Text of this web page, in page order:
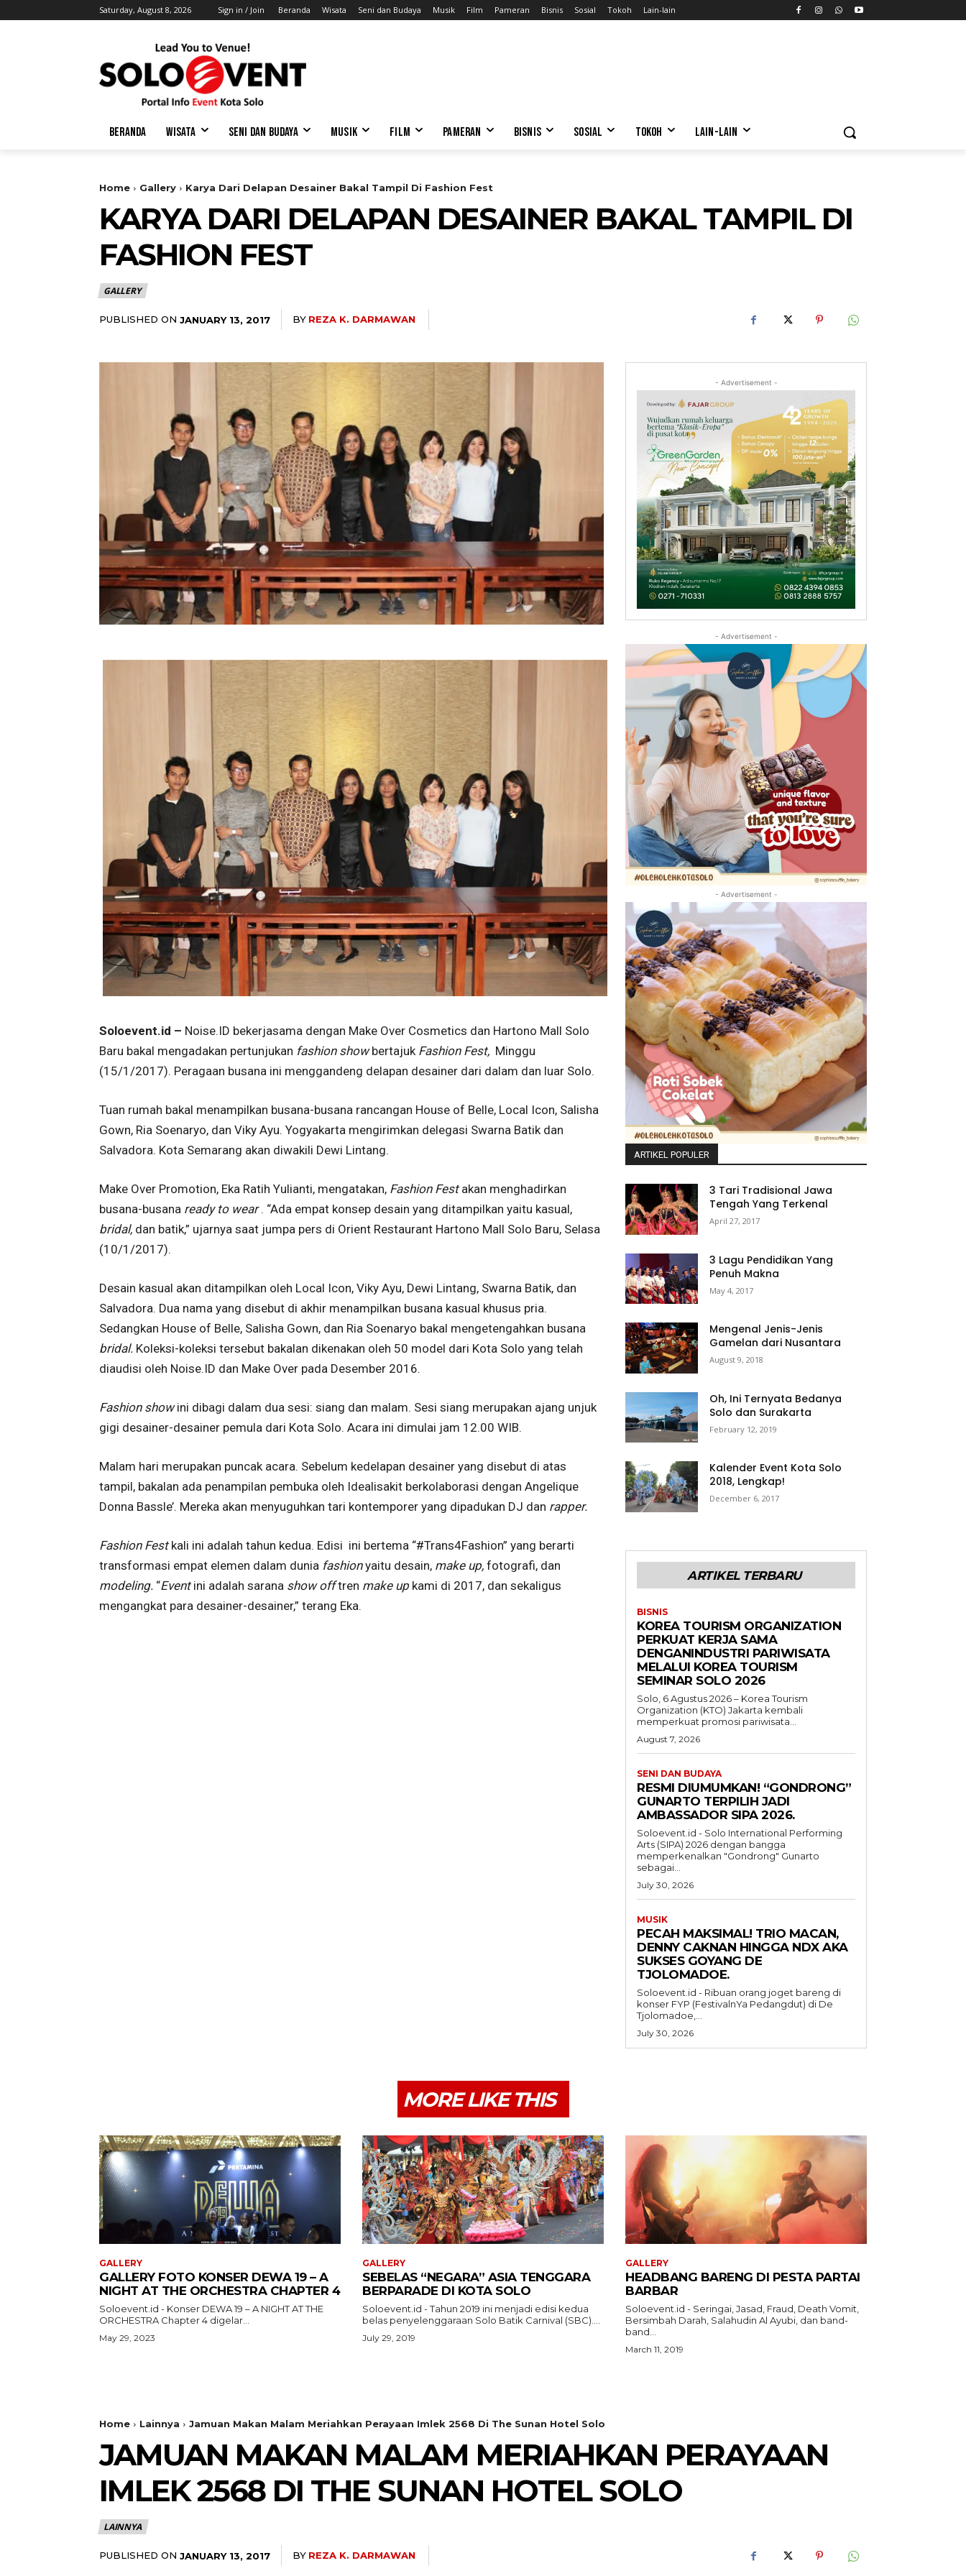
Saturday, August 8, 2026 Sign in / Join Beranda Wisata Seni dan Budaya Musik Film Pameran Bisnis Sosial Tokoh Lain-lain
BERANDA WISATA SENI DAN BUDAYA MUSIK FILM PAMERAN BISNIS SOSIAL TOKOH LAIN-LAIN
Home Gallery Karya Dari Delapan Desainer Bakal Tampil Di Fashion Fest
KARYA DARI DELAPAN DESAINER BAKAL TAMPIL DI
FASHION FEST
GALLERY
PUBLISHED ON JANUARY 13, 2017 BY REZA K. DARMAWAN
- Advertisement -
Soloevent.id – Noise.ID bekerjasama dengan Make Over Cosmetics dan Hartono Mall Solo
Baru bakal mengadakan pertunjukan fashion showbertajuk Fashion Fest, Minggu
(15/1/2017). Peragaan busana ini menggandeng delapan desainer dari dalam dan luar Solo.
Tuan rumah bakal menampilkan busana-busana rancangan House of Belle, Local Icon, Salisha
Gown, Ria Soenaryo, dan Viky Ayu. Yogyakarta mengirimkan delegasi Swarna Batik dan
Salvadora. Kota Semarang akan diwakili Dewi Lintang.
Make Over Promotion, Eka Ratih Yulianti, mengatakan, Fashion Fest akan menghadirkan
busana-busana ready to wear. “Ada empat konsep desain yang ditampilkan yaitu kasual,
bridal, dan batik,” ujarnya saat jumpa pers di Orient Restaurant Hartono Mall Solo Baru, Selasa
(10/1/2017).
Desain kasual akan ditampilkan oleh Local Icon, Viky Ayu, Dewi Lintang, Swarna Batik, dan
Salvadora. Dua nama yang disebut di akhir menampilkan busana kasual khusus pria.
Sedangkan House of Belle, Salisha Gown, dan Ria Soenaryo bakal mengetengahkan busana
bridal. Koleksi-koleksi tersebut bakalan dikenakan oleh 50 model dari Kota Solo yang telah
diaudisi oleh Noise.ID dan Make Over pada Desember 2016.
Fashion showini dibagi dalam dua sesi: siang dan malam. Sesi siang merupakan ajang unjuk
gigi desainer-desainer pemula dari Kota Solo. Acara ini dimulai jam 12.00 WIB.
Malam hari merupakan puncak acara. Sebelum kedelapan desainer yang disebut di atas
tampil, bakalan ada penampilan pembuka oleh Idealisakit berkolaborasi dengan Angelique
Donna Bassle’. Mereka akan menyuguhkan tari kontemporer yang dipadukan DJ dan rapper.
Fashion Fest kali ini adalah tahun kedua. Edisi ini bertema “#Trans4Fashion” yang berarti
transformasi empat elemen dalam dunia fashionyaitu desain, make up, fotografi, dan
modeling. “Event ini adalah sarana show offtren make up kami di 2017, dan sekaligus
mengangkat para desainer-desainer,” terang Eka.
- Advertisement -
- Advertisement -
ARTIKEL POPULER
3 Tari Tradisional Jawa
Tengah Yang Terkenal
April 27, 2017
3 Lagu Pendidikan Yang
Penuh Makna
May 4, 2017
Mengenal Jenis-Jenis
Gamelan dari Nusantara
August 9, 2018
Oh, Ini Ternyata Bedanya
Solo dan Surakarta
February 12, 2019
Kalender Event Kota Solo
2018, Lengkap!
December 6, 2017
ARTIKEL TERBARU
BISNIS
KOREA TOURISM ORGANIZATION
PERKUAT KERJA SAMA
DENGANINDUSTRI PARIWISATA
MELALUI KOREA TOURISM
SEMINAR SOLO 2026
Solo, 6 Agustus 2026 – Korea Tourism
Organization (KTO) Jakarta kembali
memperkuat promosi pariwisata...
August 7, 2026
SENI DAN BUDAYA
RESMI DIUMUMKAN! “GONDRONG”
GUNARTO TERPILIH JADI
AMBASSADOR SIPA 2026.
Soloevent.id - Solo International Performing
Arts (SIPA) 2026 dengan bangga
memperkenalkan "Gondrong" Gunarto
sebagai...
July 30, 2026
MUSIK
PECAH MAKSIMAL! TRIO MACAN,
DENNY CAKNAN HINGGA NDX AKA
SUKSES GOYANG DE
TJOLOMADOE.
Soloevent.id - Ribuan orang joget bareng di
konser FYP (FestivalnYa Pedangdut) di De
Tjolomadoe,...
July 30, 2026
MORE LIKE THIS
GALLERY
GALLERY FOTO KONSER DEWA 19 – A
NIGHT AT THE ORCHESTRA CHAPTER 4
Soloevent.id - Konser DEWA 19 – A NIGHT AT THE
ORCHESTRA Chapter 4 digelar...
May 29, 2023
GALLERY
SEBELAS “NEGARA” ASIA TENGGARA
BERPARADE DI KOTA SOLO
Soloevent.id - Tahun 2019 ini menjadi edisi kedua
belas penyelenggaraan Solo Batik Carnival (SBC)....
July 29, 2019
GALLERY
HEADBANG BARENG DI PESTA PARTAI
BARBAR
Soloevent.id - Seringai, Jasad, Fraud, Death Vomit,
Bersimbah Darah, Salahudin Al Ayubi, dan band-
band...
March 11, 2019